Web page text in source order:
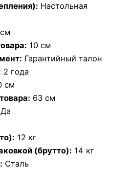
Настольная
10 см
Гарантийный талон
2 года
см
63 см
Да
12 кг
(брутто): 14 кг
Сталь